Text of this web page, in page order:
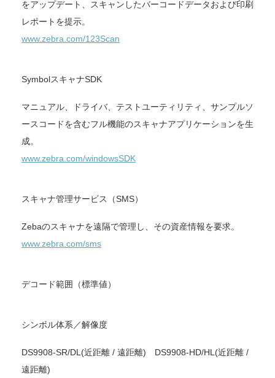
をアップデート、スキャンしたバーコードデータおよび印刷
レポートを提示。
www.zebra.com/123Scan
SymbolスキャナSDK
マニュアル、ドライバ、テストユーティリティ、サンプルソ
ースコードを含むフル機能のスキャナアプリケーションを生
成。
www.zebra.com/windowsSDK
スキャナ管理サービス（SMS）
Zebaのスキャナを遠隔で管理し、その資産情報を要求。
www.zebra.com/sms
デコード範囲（標準値）
シンボル体系／解像度
DS9908-SR/DL(近距離 / 遠距離) DS9908-HD/HL(近距離 /
遠距離)